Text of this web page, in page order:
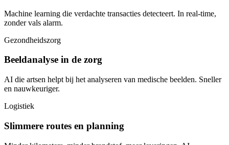
Machine learning die verdachte transacties detecteert. In real-time,
zonder vals alarm.
Gezondheidszorg
Beeldanalyse in de zorg
AI die artsen helpt bij het analyseren van medische beelden. Sneller
en nauwkeuriger.
Logistiek
Slimmere routes en planning